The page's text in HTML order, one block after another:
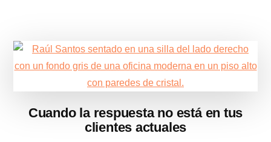
DE
Cuando la respuesta no está en tus
clientes actuales